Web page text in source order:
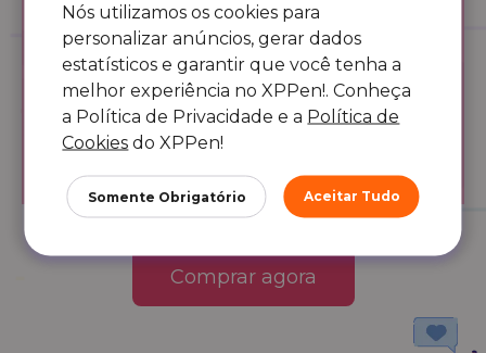
Siga os 3 passos, pague em
3x
Vá para pagamento e escolha
Klarna.
Insira os dados do seu cartão de
crédito ou débito e selecione "Pagar
em 3x"
3
Conclua sua compra.
Comprar agora
Nós utilizamos os cookies para
personalizar anúncios, gerar dados
estatísticos e garantir que você tenha a
melhor experiência no XPPen!. Conheça
a Política de Privacidade e a Política de
Cookies do XPPen!
Somente Obrigatório Aceitar Tudo